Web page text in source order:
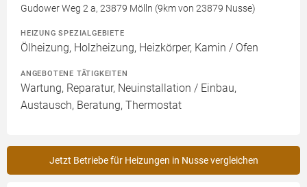
Gudower Weg 2 a, 23879 Mölln (9km von 23879 Nusse)
HEIZUNG SPEZIALGEBIETE
Ölheizung, Holzheizung, Heizkörper, Kamin / Ofen
ANGEBOTENE TÄTIGKEITEN
Wartung, Reparatur, Neuinstallation / Einbau,
Austausch, Beratung, Thermostat
Jetzt Betriebe für Heizungen in Nusse vergleichen